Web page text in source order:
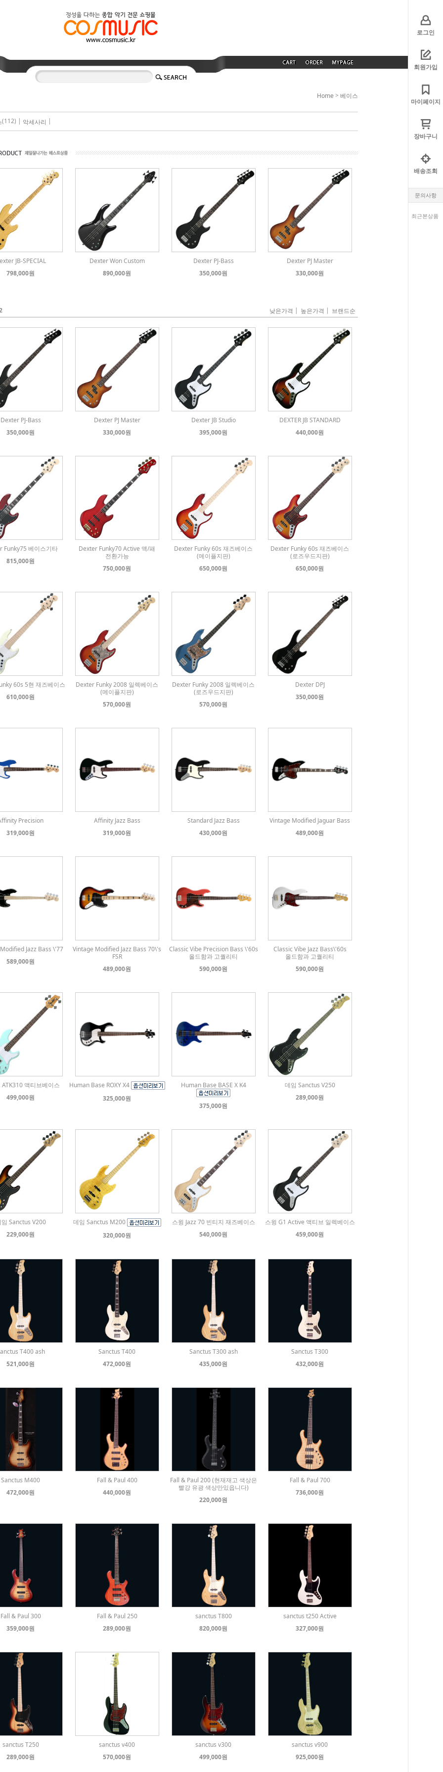
로그인
회원가입
마이페이지
장바구니
배송조회
문의사항
최근본상품
Home > 베이스
(112) | 악세사리 |
JB-SPECIAL
798,000원
Dexter Won Custom
890,000원
Dexter PJ-Bass
350,000원
Dexter PJ Master
330,000원
낮은가격 | 높은가격 | 브랜드순
Dexter PJ-Bass
350,000원
Dexter PJ Master
330,000원
Dexter JB Studio
395,000원
DEXTER JB STANDARD
440,000원
Funky75 베이스기타
815,000원
Dexter Funky70 Active 액/패
전환가능
750,000원
Dexter Funky 60s 재즈베이스
(메이플지판)
650,000원
Dexter Funky 60s 재즈베이스
(로즈우드지판)
650,000원
60s 5현 재즈베이스
610,000원
Dexter Funky 2008 일렉베이스
(메이플지판)
570,000원
Dexter Funky 2008 일렉베이스
(로즈우드지판)
570,000원
Dexter DPJ
350,000원
Precision
319,000원
Affinity Jazz Bass
319,000원
Standard Jazz Bass
430,000원
Vintage Modified Jaguar Bass
489,000원
Jazz Bass \'77
589,000원
Vintage Modified Jazz Bass 70\'s
FSR
489,000원
Classic Vibe Precision Bass \'60s
올드함과 고퀄리티
590,000원
Classic Vibe Jazz Bass\'60s
올드함과 고퀄리티
590,000원
액티브베이스
499,000원
Human Base ROXY X4
325,000원
Human Base BASE X K4
375,000원
데임 Sanctus V250
289,000원
Sanctus V200
229,000원
데임 Sanctus M200
320,000원
스윙 Jazz 70 빈티지 재즈베이스
540,000원
스윙 G1 Active 액티브 일렉베이스
459,000원
T400 ash
521,000원
Sanctus T400
472,000원
Sanctus T300 ash
435,000원
Sanctus T300
432,000원
Sanctus M400
472,000원
Fall & Paul 400
440,000원
Fall & Paul 200 (현재재고 색상은
빨강 유광 색상만있읍니다)
220,000원
Fall & Paul 700
736,000원
Fall & Paul 300
359,000원
Fall & Paul 250
289,000원
sanctus T800
820,000원
sanctus t250 Active
327,000원
sanctus T250
289,000원
sanctus v400
570,000원
sanctus v300
499,000원
sanctus v900
925,000원